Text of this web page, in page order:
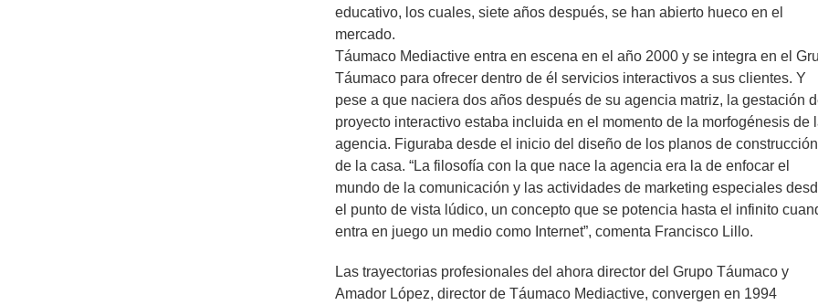
educativo, los cuales, siete años después, se han abierto hueco en el
mercado.
Táumaco Mediactive entra en escena en el año 2000 y se integra en el
Táumaco para ofrecer dentro de él servicios interactivos a sus clientes. Y
pese a que naciera dos años después de su agencia matriz, la gestación
proyecto interactivo estaba incluida en el momento de la morfogénesis de
agencia. Figuraba desde el inicio del diseño de los planos de construcción
de la casa. “La filosofía con la que nace la agencia era la de enfocar el
mundo de la comunicación y las actividades de marketing especiales
el punto de vista lúdico, un concepto que se potencia hasta el infinito
entra en juego un medio como Internet”, comenta Francisco Lillo.
Las trayectorias profesionales del ahora director del Grupo Táumaco y
Amador López, director de Táumaco Mediactive, convergen en 1994